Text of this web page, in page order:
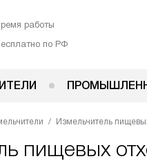
работы
по РФ
Измельчитель
пищевых